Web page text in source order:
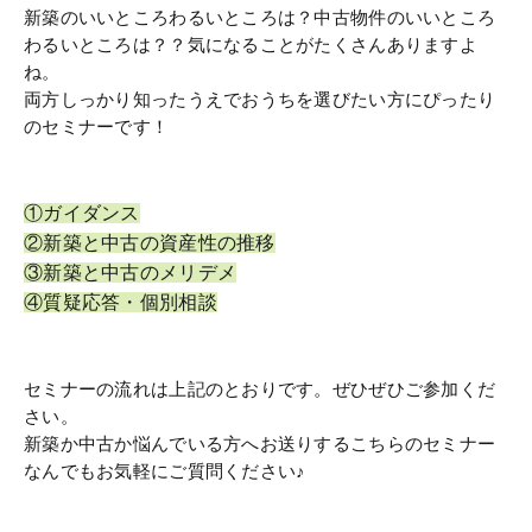
新築のいいところわるいところは？中古物件のいいところ
わるいところは？？気になることがたくさんありますよ
ね。
両方しっかり知ったうえでおうちを選びたい方にぴったり
のセミナーです！
①ガイダンス
②新築と中古の資産性の推移
③新築と中古のメリデメ
④質疑応答・個別相談
セミナーの流れは上記のとおりです。ぜひぜひご参加くだ
さい。
新築か中古か悩んでいる方へお送りするこちらのセミナー
なんでもお気軽にご質問ください♪